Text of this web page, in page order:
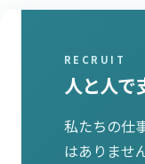
人と人で
私たちの仕
はありませ